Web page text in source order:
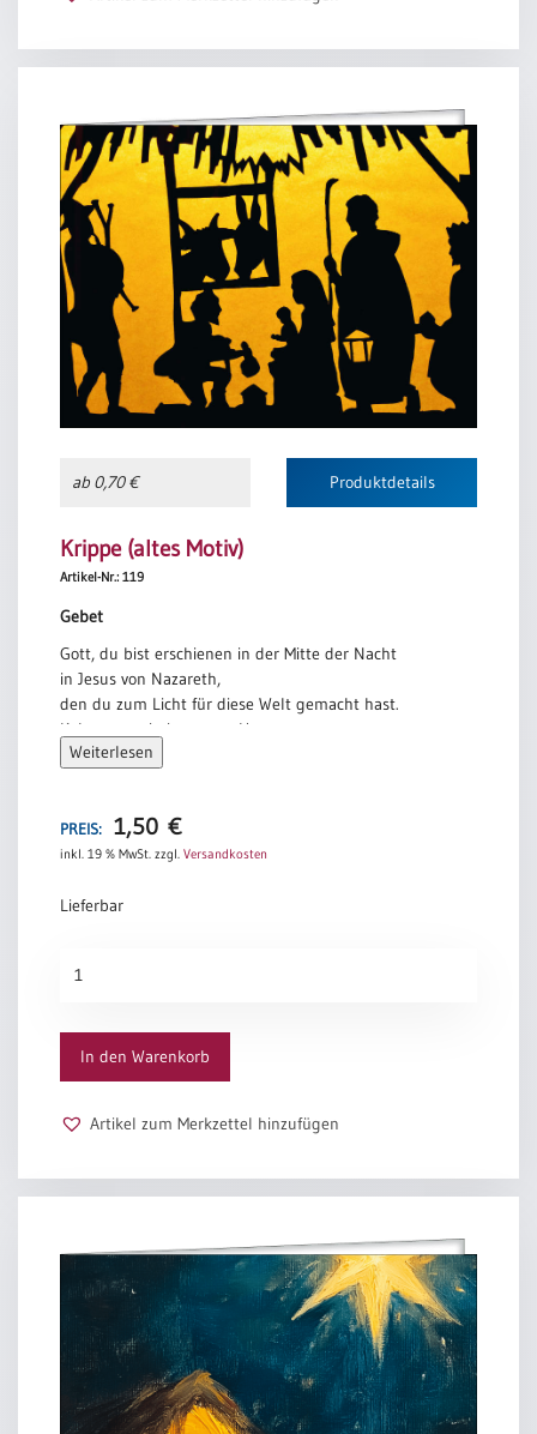
ab 0,70 € Produktdetails
Krippe (altes Motiv)
Artikel-Nr.: 119
Gebet
Gott, du bist erschienen in der Mitte der Nacht
in Jesus von Nazareth,
den du zum Licht für diese Welt gemacht hast.
Kehre nun ein in unsere Herzen,
durchdringe uns,
Jörg Zink
Weiterlesen
PREIS: 1,50 €
inkl. 19 % MwSt. zzgl. Versandkosten
Lieferbar
(altes
Menge
In den Warenkorb
Artikel zum Merkzettel hinzufügen